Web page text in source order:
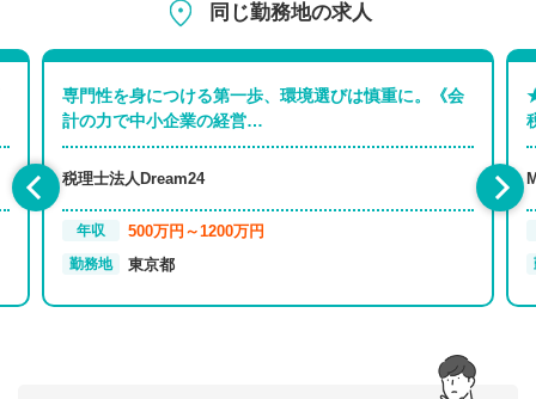
同じ勤務地の求人
専門性を身につける第一歩、環境選びは慎重に。《会
計の力で中小企業の経営…
税理士法人Dream24
年収 500万円～1200万円
勤務地 東京都